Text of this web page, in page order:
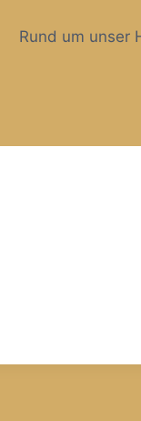
Rund um unser